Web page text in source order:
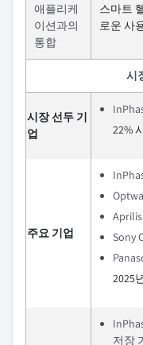
애플리케
이션과의
통합
스마트
로운 사
시
시장 선두 기
업
22%
주요 기업
Sony
2025
저장